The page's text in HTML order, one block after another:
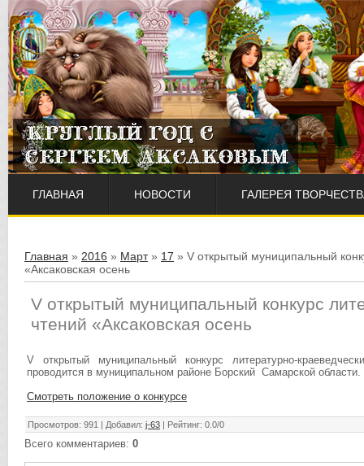
ГЛАВНАЯ НОВОСТИ ГАЛЕРЕЯ
Главная » 2016 » Март » 17 » V открытый муниципальный
«Аксаковская осень
V открытый муниципальный конкурс
чтений «Аксаковская осень
V открытый муниципальный конкурс литературно-
проводится в муниципальном районе Борский Самарской области.
Смотреть положение о конкурсе
Просмотров: 991 | Добавил: j-63 | Рейтинг: 0.0/0
Всего комментариев: 0